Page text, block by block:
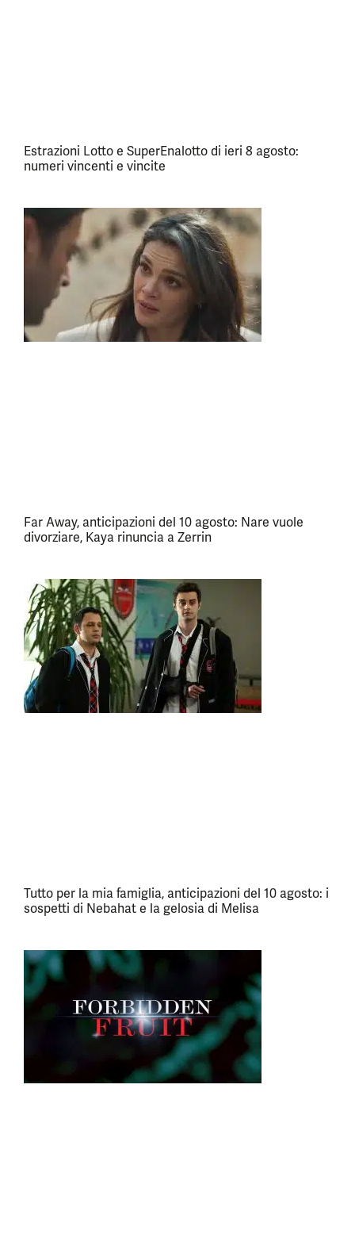
Estrazioni Lotto e SuperEnalotto di ieri 8 agosto:
numeri vincenti e vincite
Far Away, anticipazioni del 10 agosto: Nare vuole
divorziare, Kaya rinuncia a Zerrin
Tutto per la mia famiglia, anticipazioni del 10 agosto: i
sospetti di Nebahat e la gelosia di Melisa